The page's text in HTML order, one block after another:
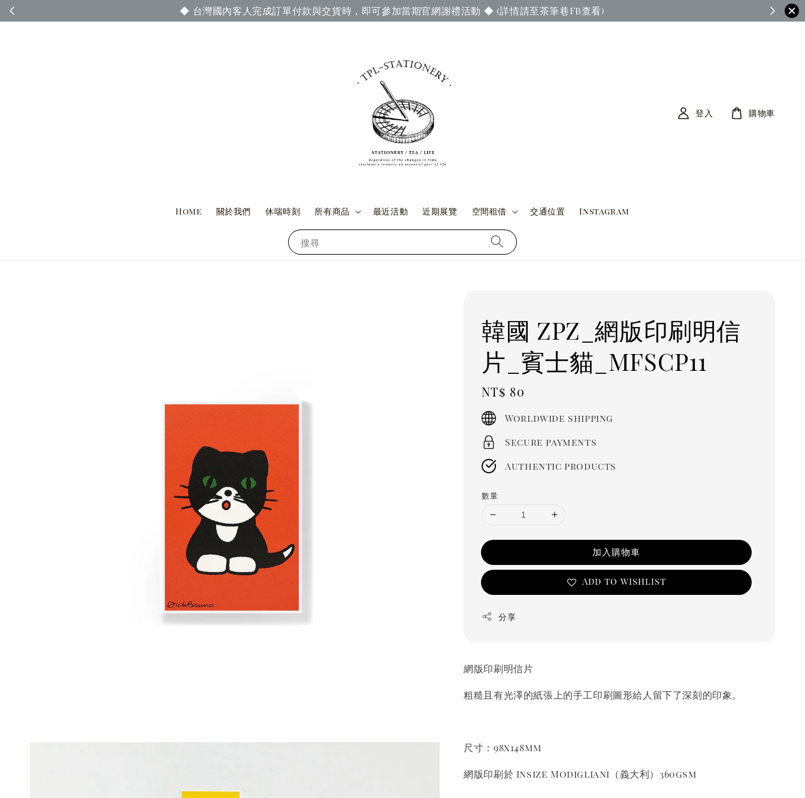
◆ 台灣國內客人完成訂單付款與交貨時，即可參加當期官網謝禮活動 ◆ (詳情請至茶筆巷FB查看)
搜尋
Home 關於我們 休喘時刻 所有商品 最近活動 近期展覽 空間租借 交通位置 Instagram
登入 購物車
韓國 ZPZ_網版印刷明信
片_賓士貓_MFSCP11
Regular
price
NT$ 80
Worldwide shipping
Secure payments
Authentic products
數量
加入購物車
Add to wishlist
分享
網版印刷明信片
粗糙且有光澤的紙張上的手工印刷圖形給人留下了深刻的印象。
尺寸：98x148mm
網版印刷於 Insize Modigliani（義大利）360gsm